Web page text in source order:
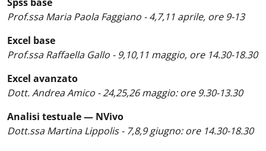
Prof.ssa Maria Paola Faggiano - 4,7,11 aprile, ore 9-13
Excel base
Prof.ssa Raffaella Gallo - 9,10,11 maggio, ore 14.30-18.30
Excel avanzato
Dott. Andrea Amico - 24,25,26 maggio: ore 9.30-13.30
Analisi testuale — NVivo
Dott.ssa Martina Lippolis - 7,8,9 giugno: ore 14.30-18.30